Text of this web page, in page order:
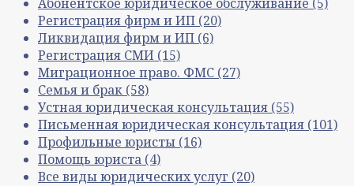
Регистрация фирм и ИП (20)
Ликвидация фирм и ИП (6)
Регистрация СМИ (15)
Миграционное право. ФМС (27)
Семья и брак (58)
Устная юридическая консультация (55)
Письменная юридическая консультация (101)
Профильные юристы (16)
Помощь юриста (4)
Все виды юридических услуг (20)